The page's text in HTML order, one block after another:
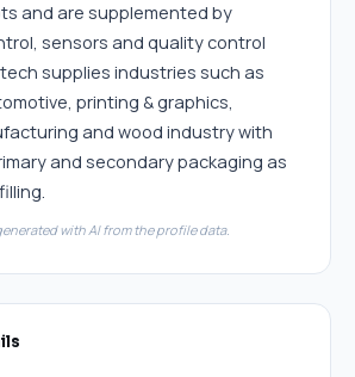
and are supplemented by
sensors and quality control
supplies industries such as
printing & graphics,
and wood industry with
and secondary packaging as
with AI from the profile data.